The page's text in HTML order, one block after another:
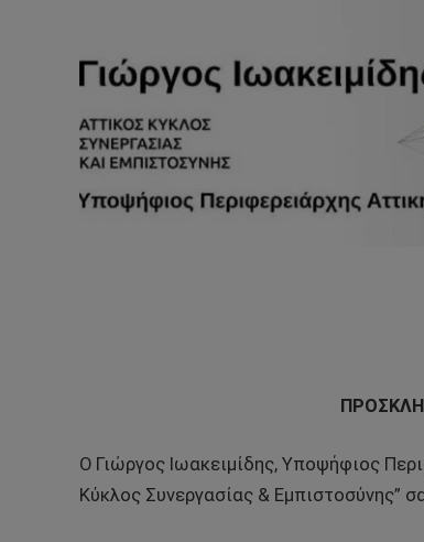
Ο Γιώργος Ιωακειμίδης, Υποψήφιος
Κύκλος Συνεργασίας & Εμπιστοσύνης”